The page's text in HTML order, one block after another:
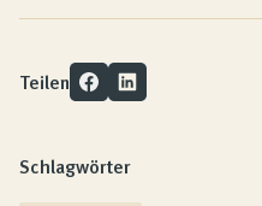
Teilen
Schlagwörter